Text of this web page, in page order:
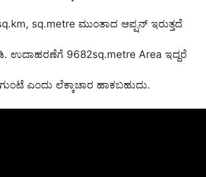
sq.metre ಮುಂತಾದ ಆಪ್ಷನ್ ಇರುತ್ತದೆ
ಉದಾಹರಣೆಗೆ 9682sq.metre Area ಇದ್ದರೆ
ಎಂದು ಲೆಕ್ಕಾಚಾರ ಹಾಕಬಹುದು.